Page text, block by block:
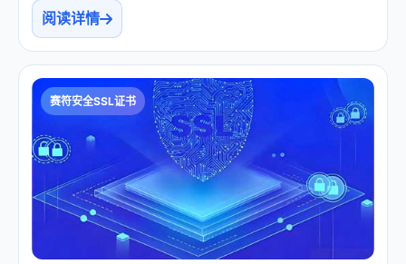
阅读详情
赛符安全SSL证书